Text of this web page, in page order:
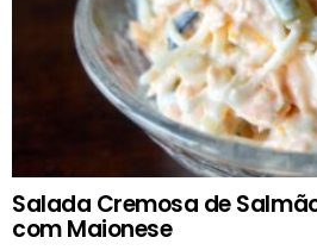
Salada Cremosa de
com Maionese